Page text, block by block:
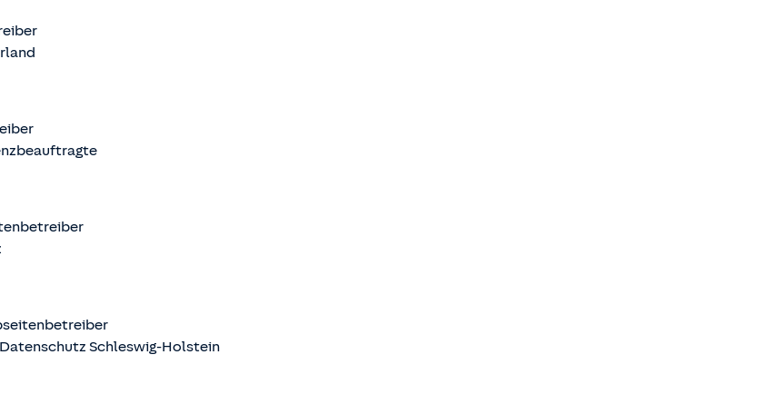
Datenschutz Schleswig-Holstein